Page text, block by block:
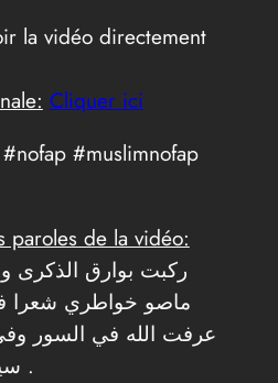
la vidéo directement
Cliquer ici
#muslimnofap
paroles de la vidéo:
ركبت بوارق الذكرى
ماصو خواطري شعرا
عرفت الله في السور
سيوره البشر فسبحان .